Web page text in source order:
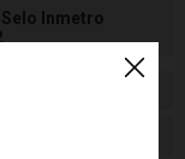
Inmetro